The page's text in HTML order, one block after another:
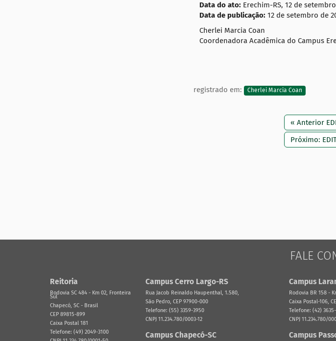
Data do ato: Erechim-RS, 12 de
Data de publicação: 12 de setembro de
Cherlei Marcia Coan
Coordenadora Acadêmica do Campus
registrado em: Cherlei Marcia Coan
« Anterior
Próximo:
FALE
Reitoria
Rodovia SC 484 - Km 02, Fronteira
Sul
Chapecó, SC - Brasil
CEP 89815-899
Caixa Postal 181
Telefone: (49) 2049-3100
Campus Cerro Largo-RS
Rua Jacob Reinaldo Haupenthal, 1.580,
São Pedro, CEP 97900-000
Telefone: (55) 3359-3950
CNPJ 11.234.780/0003-12
Campus Chapecó-SC
Campus
Rodovia BR 158 -
Caixa Postal-106,
Telefone: (42)
CNPJ 11.234.780/
Campus